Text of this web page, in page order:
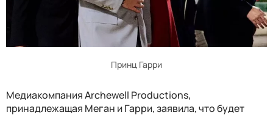
Принц Гарри
Медиакомпания Archewell Productions,
принадлежащая Меган и Гарри, заявила, что будет